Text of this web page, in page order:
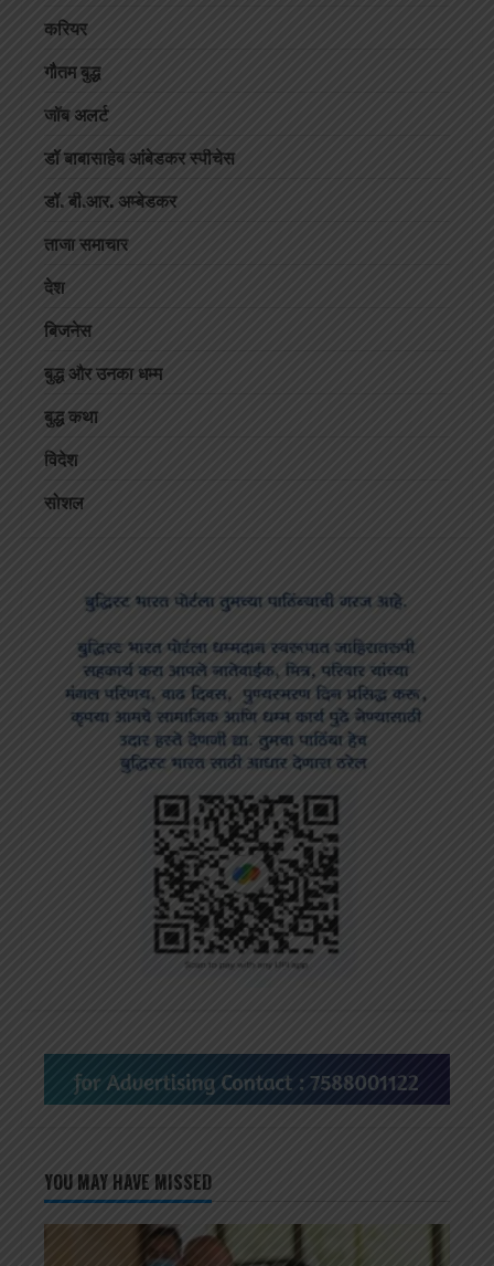
करियर
गौतम बुद्ध
जॉब अलर्ट
डॉ बाबासाहेब आंबेडकर स्पीचेस
डॉ. बी.आर. अम्बेडकर
ताजा समाचार
देश
बिजनेस
बुद्ध और उनका धम्म
बुद्ध कथा
विदेश
सोशल
YOU MAY HAVE MISSED